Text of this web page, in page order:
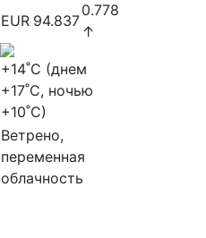
EUR 94.837
0.778
↑
+14˚C (днем
+17˚C, ночью
+10˚C)
Ветрено,
переменная
облачность